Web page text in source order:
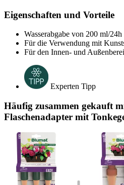
Eigenschaften und Vorteile
Wasserabgabe von 200 ml/24h
Für die Verwendung mit
Für den Innen- und
Experten Tipp
Häufig zusammen gekauft
Flaschenadapter mit